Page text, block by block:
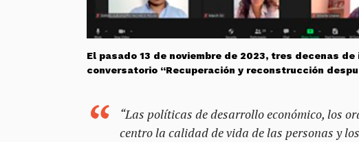
El pasado 13 de noviembre de 2023, tres decenas
conversatorio “Recuperación y reconstrucción
“Las políticas de desarrollo económico, los
centro la calidad de vida de las personas y